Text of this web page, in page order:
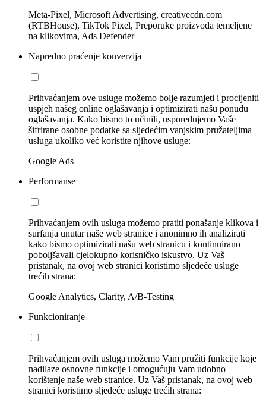
Meta-Pixel, Microsoft Advertising, creativecdn.com
(RTBHouse), TikTok Pixel, Preporuke proizvoda temeljene
na klikovima, Ads Defender
Napredno praćenje konverzija
Prihvaćanjem ove usluge možemo bolje razumjeti i procijeniti
uspjeh našeg online oglašavanja i optimizirati našu ponudu
oglašavanja. Kako bismo to učinili, uspoređujemo Vaše
šifrirane osobne podatke sa sljedećim vanjskim pružateljima
usluga ukoliko već koristite njihove usluge:
Google Ads
Performanse
Prihvaćanjem ovih usluga možemo pratiti ponašanje klikova i
surfanja unutar naše web stranice i anonimno ih analizirati
kako bismo optimizirali našu web stranicu i kontinuirano
poboljšavali cjelokupno korisničko iskustvo. Uz Vaš
pristanak, na ovoj web stranici koristimo sljedeće usluge
trećih strana:
Google Analytics, Clarity, A/B-Testing
Funkcioniranje
Prihvaćanjem ovih usluga možemo Vam pružiti funkcije koje
nadilaze osnovne funkcije i omogućuju Vam udobno
korištenje naše web stranice. Uz Vaš pristanak, na ovoj web
stranici koristimo sljedeće usluge trećih strana: